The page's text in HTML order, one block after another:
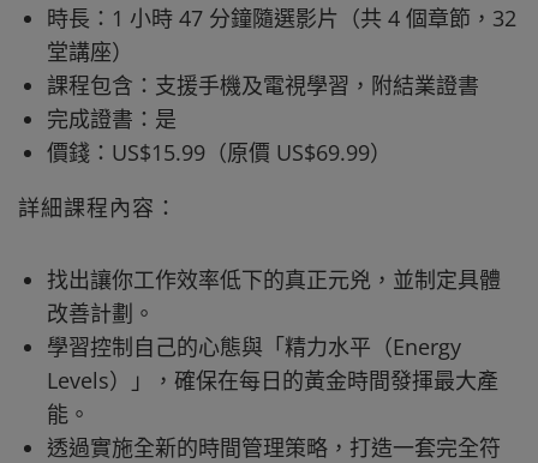
時長：1 小時 47 分鐘隨選影片（共 4 個章節，32
堂講座）
課程包含：支援手機及電視學習，附結業證書
完成證書：是
價錢：US$15.99（原價 US$69.99）
詳細課程內容：
找出讓你工作效率低下的真正元兇，並制定具體
改善計劃。
學習控制自己的心態與「精力水平（Energy
Levels）」，確保在每日的黃金時間發揮最大產
能。
透過實施全新的時間管理策略，打造一套完全符